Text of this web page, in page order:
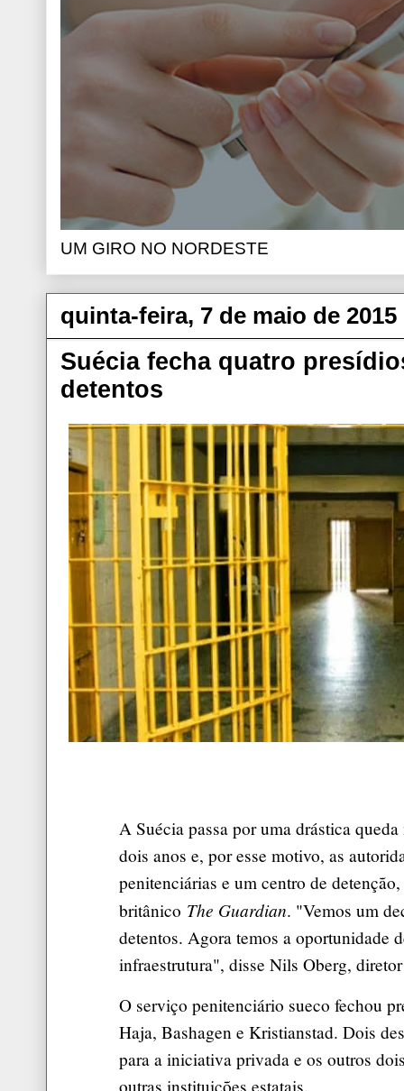
UM GIRO NO NORDESTE
quinta-feira, 7 de maio de 2015
Suécia fecha quatro
detentos
A Suécia passa por uma drástica
dois anos e, por esse motivo, as
penitenciárias e um centro de
britânico The Guardian. "Vemos um
detentos. Agora temos a oportunidade
infraestrutura", disse Nils Oberg,
O serviço penitenciário sueco fechou
Haja, Bashagen e Kristianstad. Dois
para a iniciativa privada e os outros
outras instituições estatais.